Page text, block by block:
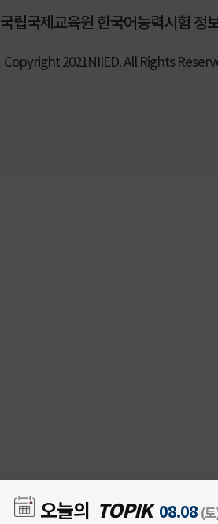
오늘의 TOPIK 08.08 (
국립국제교육원 한국어능력시험 정
Copyright 2021NIIED. All Rights